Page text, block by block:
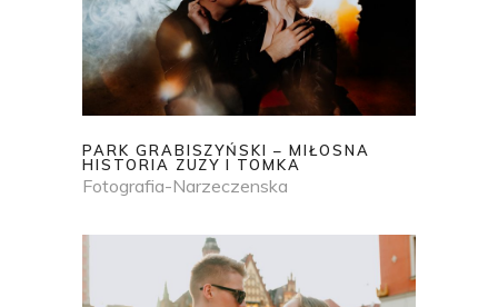
PARK GRABISZYŃSKI – MIŁOSNA
HISTORIA ZUZY I TOMKA
Fotografia-Narzeczenska